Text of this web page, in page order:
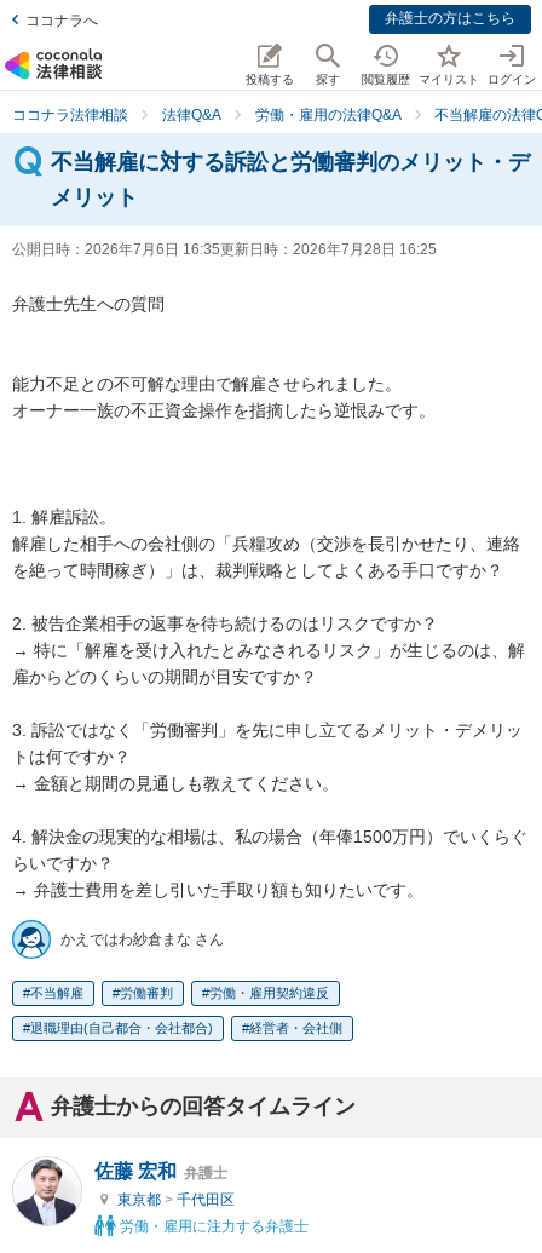
ココナラへ 弁護士の方はこちら
投稿する 探す 閲覧履歴 マイリスト ログイン
ココナラ法律相談 法律Q&A 労働・雇用の法律Q&A 不当解雇の法律
不当解雇に対する訴訟と労働審判のメリット・デ
メリット
公開日時： 2026年7月6日 16:35更新日時： 2026年7月28日 16:25
弁護士先生への質問
能力不足との不可解な理由で解雇させられました。
オーナー一族の不正資金操作を指摘したら逆恨みです。
1. 解雇訴訟。
解雇した相手への会社側の「兵糧攻め（交渉を長引かせたり、連絡
を絶って時間稼ぎ）」は、裁判戦略としてよくある手口ですか？
2. 被告企業相手の返事を待ち続けるのはリスクですか？
→ 特に「解雇を受け入れたとみなされるリスク」が生じるのは、解
雇からどのくらいの期間が目安ですか？
3. 訴訟ではなく「労働審判」を先に申し立てるメリット・デメリッ
トは何ですか？
→ 金額と期間の見通しも教えてください。
4. 解決金の現実的な相場は、私の場合（年俸1500万円）でいくらぐ
らいですか？
→ 弁護士費用を差し引いた手取り額も知りたいです。
かえではわ紗倉まな さん
不当解雇 労働審判 労働・雇用契約違反
退職理由(自己都合・会社都合) 経営者・会社側
弁護士からの回答タイムライン
佐藤 宏和 弁護士
東京都 > 千代田区
労働・雇用に注力する弁護士